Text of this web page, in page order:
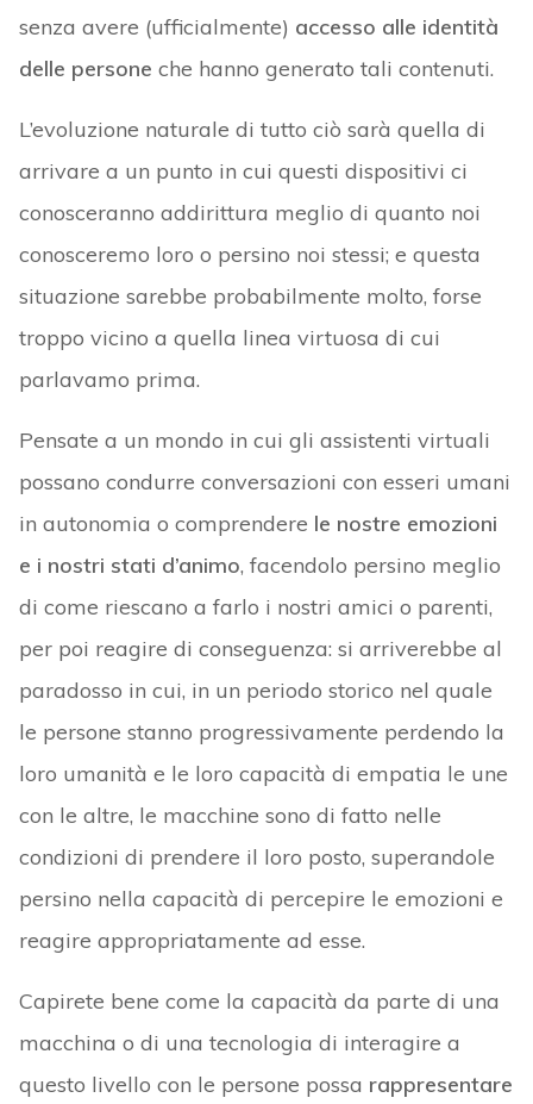
senza avere (ufficialmente) accesso alle identità
delle persone che hanno generato tali contenuti.
L’evoluzione naturale di tutto ciò sarà quella di
arrivare a un punto in cui questi dispositivi ci
conosceranno addirittura meglio di quanto noi
conosceremo loro o persino noi stessi; e questa
situazione sarebbe probabilmente molto, forse
troppo vicino a quella linea virtuosa di cui
parlavamo prima.
Pensate a un mondo in cui gli assistenti virtuali
possano condurre conversazioni con esseri umani
in autonomia o comprendere le nostre emozioni
e i nostri stati d’animo, facendolo persino meglio
di come riescano a farlo i nostri amici o parenti,
per poi reagire di conseguenza: si arriverebbe al
paradosso in cui, in un periodo storico nel quale
le persone stanno progressivamente perdendo la
loro umanità e le loro capacità di empatia le une
con le altre, le macchine sono di fatto nelle
condizioni di prendere il loro posto, superandole
persino nella capacità di percepire le emozioni e
reagire appropriatamente ad esse.
Capirete bene come la capacità da parte di una
macchina o di una tecnologia di interagire a
questo livello con le persone possa rappresentare